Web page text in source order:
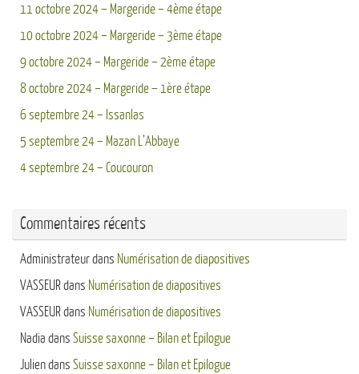
11 octobre 2024 – Margeride – 4ème étape
10 octobre 2024 – Margeride – 3ème étape
9 octobre 2024 – Margeride – 2ème étape
8 octobre 2024 – Margeride – 1ère étape
6 septembre 24 – Issanlas
5 septembre 24 – Mazan L’Abbaye
4 septembre 24 – Coucouron
Commentaires récents
Administrateurdans Numérisation de diapositives
VASSEURdans Numérisation de diapositives
VASSEURdans Numérisation de diapositives
Nadia dans Suisse saxonne – Bilan et Epilogue
Juliendans Suisse saxonne – Bilan et Epilogue